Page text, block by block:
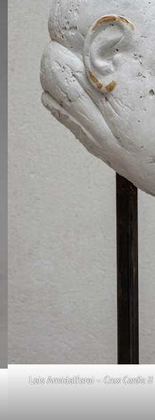
Lois Anvidalfarei –Crux Cordis II